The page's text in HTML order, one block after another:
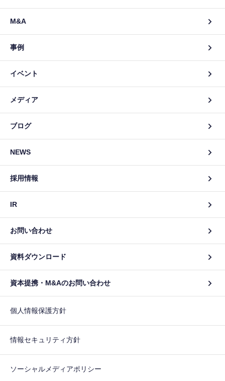
M&A
事例
イベント
メディア
ブログ
NEWS
採用情報
IR
お問い合わせ
資料ダウンロード
資本提携・M&Aのお問い合わせ
個人情報保護方針
情報セキュリティ方針
ソーシャルメディアポリシー